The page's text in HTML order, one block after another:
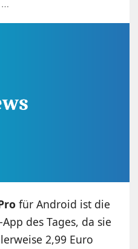
⋯
für Android ist die
des Tages, da sie
2,99 Euro